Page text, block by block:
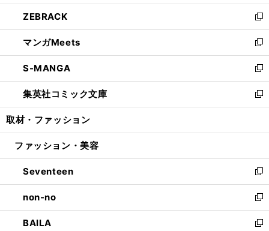
開
く
ウ
で
開
く
ン
ド
ウ
で
開
く
ウ
ィ
ン
ド
ウ
で
開
く
し
い
ウ
ィ
ン
ド
ウ
で
開
ZEBRACK
新
し
い
ウ
ィ
ン
ド
ウ
開
マンガMeets
新
し
い
ウ
ィ
ン
ウ
開
く
S-MANGA
新
し
い
ウ
ン
ウ
で
開
く
集英社コミック文庫
新
し
ウ
ン
ド
ウ
で
開
く
取材・ファッション
ファッション・美容
Seventeen
新
し
い
ウ
ィ
non-no
新
し
い
BAILA
新